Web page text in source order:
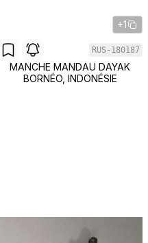
+1
RUS-180187
MANCHE MANDAU DAYAK
BORNÉO, INDONÉSIE